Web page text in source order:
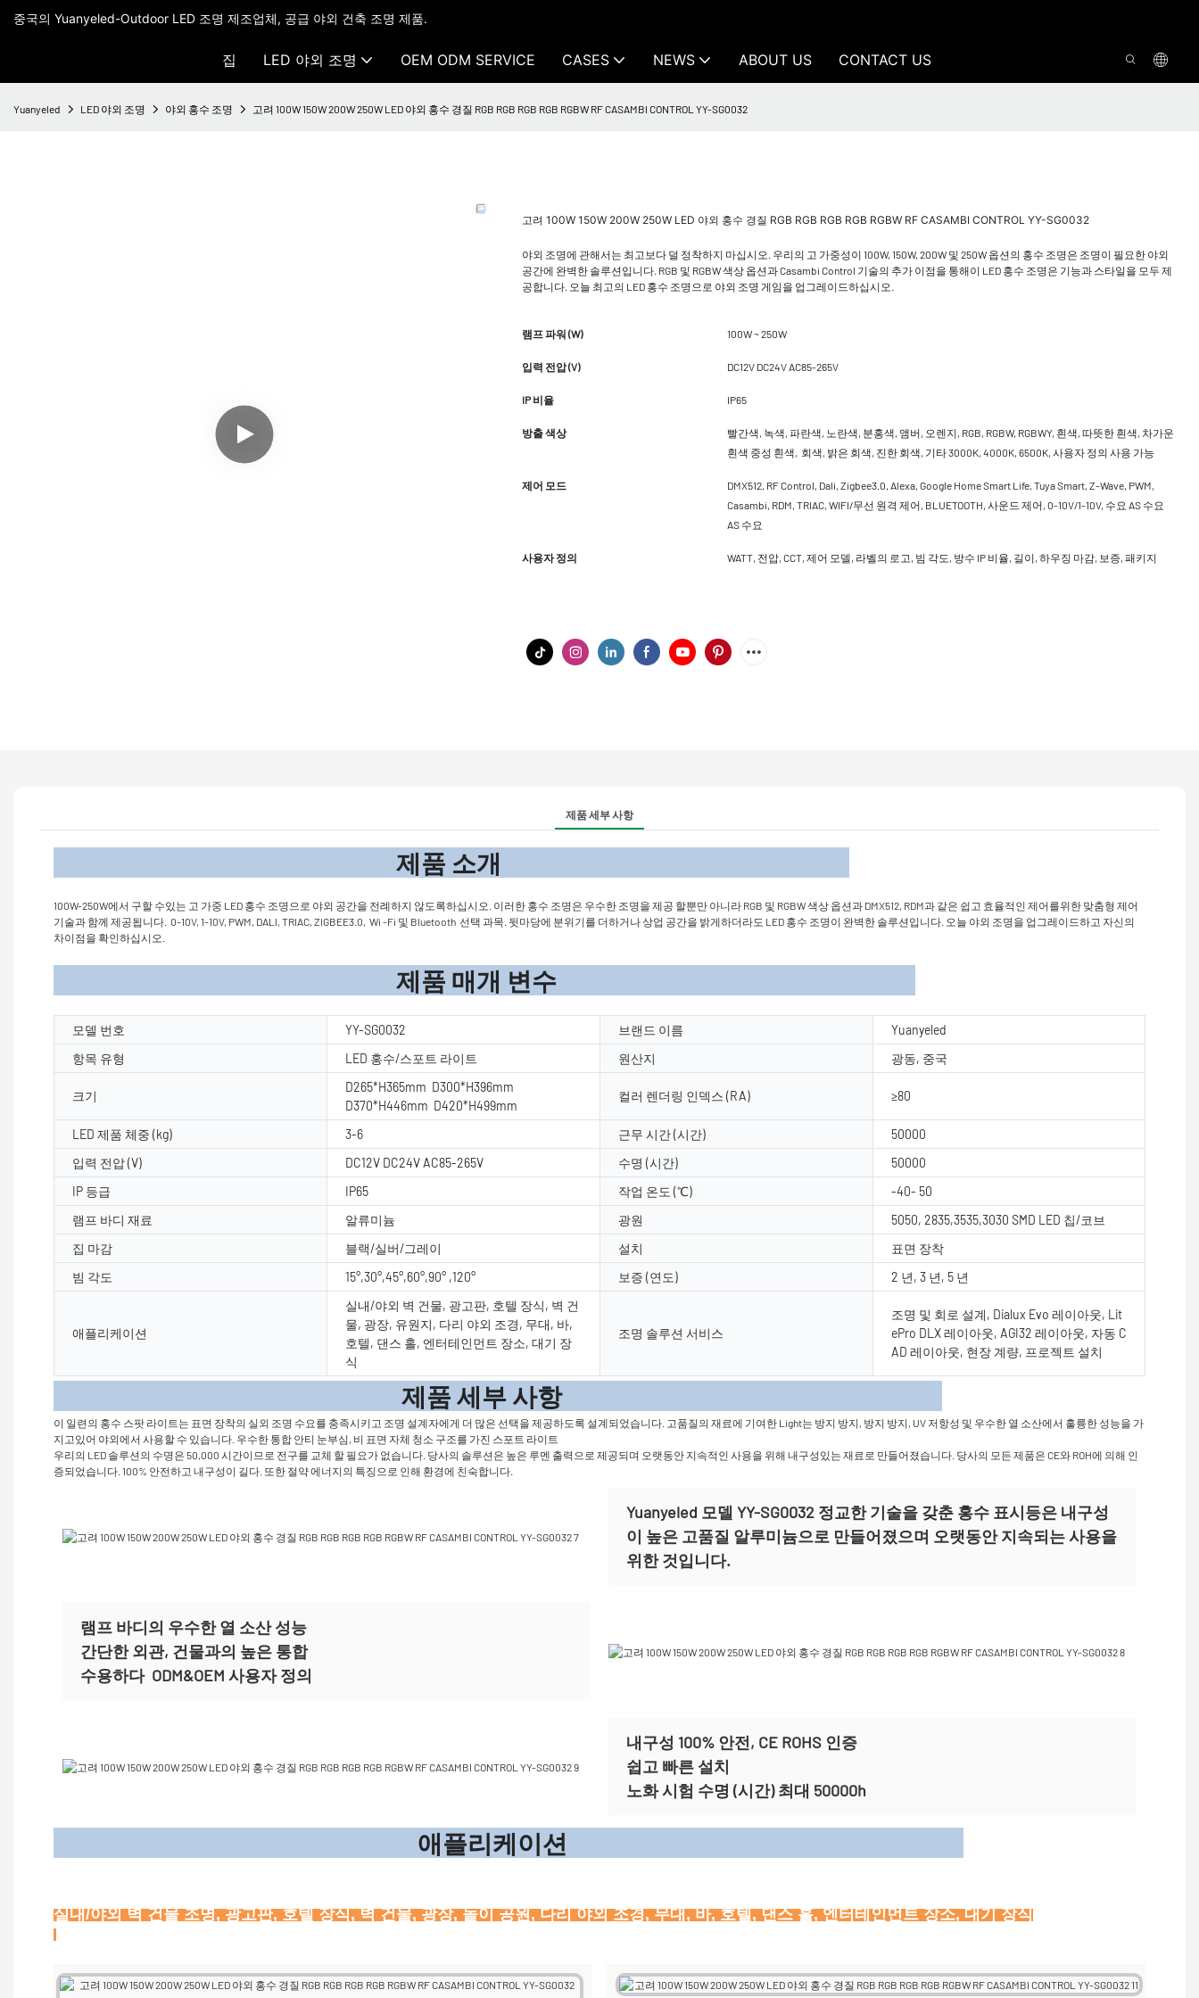
중국의 Yuanyeled-Outdoor LED 조명 제조업체, 공급 야외 건축 조명 제품.
집 LED 야외 조명 OEM ODM SERVICE CASES NEWS ABOUT US CONTACT US
Yuanyeled LED 야외 조명 야외 홍수 조명 고려 100W 150W 200W 250W LED 야외 홍수 경질 RGB RGB RGB RGB RGBW RF CASAMBI CONTROL YY-SG0032
고려 100W 150W 200W 250W LED 야외 홍수 경질 RGB RGB RGB RGB RGBW RF CASAMBI CONTROL YY-SG0032
야외 조명에 관해서는 최고보다 덜 정착하지 마십시오. 우리의 고 가중성이 100W, 150W, 200W 및 250W 옵션의 홍수 조명은 조명이 필요한 야외
공간에 완벽한 솔루션입니다. RGB 및 RGBW 색상 옵션과 Casambi Control 기술의 추가 이점을 통해이 LED 홍수 조명은 기능과 스타일을 모두 제
공합니다. 오늘 최고의 LED 홍수 조명으로 야외 조명 게임을 업그레이드하십시오.
램프 파워 (W) 100W ~ 250W
입력 전압 (V) DC12V DC24V AC85-265V
IP 비율 IP65
방출 색상
빨간색, 녹색, 파란색, 노란색, 분홍색, 앰버, 오렌지, RGB, RGBW, RGBWY, 흰색, 따뜻한 흰색, 차가운
흰색 중성 흰색, 회색, 밝은 회색, 진한 회색, 기타 3000K, 4000K, 6500K, 사용자 정의 사용 가능
제어 모드
DMX512, RF Control, Dali, Zigbee3.0, Alexa, Google Home Smart Life, Tuya Smart, Z-Wave, PWM,
Casambi, RDM, TRIAC, WIFI/무선 원격 제어, BLUETOOTH, 사운드 제어, 0-10V/1-10V, 수요 AS 수요
AS 수요
사용자 정의 WATT, 전압, CCT, 제어 모델, 라벨의 로고, 빔 각도, 방수 IP 비율, 길이, 하우징 마감, 보증, 패키지
제품 세부 사항
제품 소개
100W-250W에서 구할 수있는 고 가중 LED 홍수 조명으로 야외 공간을 전례하지 않도록하십시오. 이러한 홍수 조명은 우수한 조명을 제공 할뿐만 아니라 RGB 및 RGBW 색상 옵션과 DMX512, RDM과 같은 쉽고 효율적인 제어를위한 맞춤형 제어
기술과 함께 제공됩니다. 0-10V, 1-10V, PWM, DALI, TRIAC, ZIGBEE3.0, Wi -Fi 및 Bluetooth 선택 과목. 뒷마당에 분위기를 더하거나 상업 공간을 밝게하더라도 LED 홍수 조명이 완벽한 솔루션입니다. 오늘 야외 조명을 업그레이드하고 자신의
차이점을 확인하십시오.
제품 매개 변수
모델 번호 YY-SG0032 브랜드 이름
Yuanyeled
항목 유형
LED 홍수/스포트 라이트 원산지 광동, 중국
크기
D265*H365mm D300*H396mm
D370*H446mm D420*H499mm
컬러 렌더링 인덱스 (RA) ≥80
LED 제품 체중 (kg) 3-6 근무 시간 (시간)
50000
입력 전압 (V)
DC12V DC24V AC85-265V 수명 (시간)
50000
IP 등급
IP65 작업 온도 (℃)
-40- 50
램프 바디 재료
알류미늄 광원
5050, 2835,3535,3030 SMD LED 칩/코브
집 마감
블랙/실버/그레이 설치
표면 장착
빔 각도
15°,30°,45°,60°,90° ,120° 보증 (연도) 2 년, 3 년, 5 년
애플리케이션
실내/야외 벽 건물, 광고판, 호텔 장식, 벽 건
물, 광장, 유원지, 다리 야외 조경, 무대, 바,
호텔, 댄스 홀, 엔터테인먼트 장소, 대기 장
식
조명 솔루션 서비스
조명 및 회로 설계, Dialux Evo 레이아웃, Lit
ePro DLX 레이아웃, AGI32 레이아웃, 자동 C
AD 레이아웃, 현장 계량, 프로젝트 설치
제품 세부 사항
이 일련의 홍수 스팟 라이트는 표면 장착의 실외 조명 수요를 충족시키고 조명 설계자에게 더 많은 선택을 제공하도록 설계되었습니다. 고품질의 재료에 기여한 Light는 방지 방지, 방지 방지, UV 저항성 및 우수한 열 소산에서 훌륭한 성능을 가
지고있어 야외에서 사용할 수 있습니다. 우수한 통합 안티 눈부심, 비 표면 자체 청소 구조를 가진 스포트 라이트
우리의 LED 솔루션의 수명은 50,000 시간이므로 전구를 교체 할 필요가 없습니다. 당사의 솔루션은 높은 루멘 출력으로 제공되며 오랫동안 지속적인 사용을 위해 내구성있는 재료로 만들어졌습니다. 당사의 모든 제품은 CE와 ROH에 의해 인
증되었습니다. 100% 안전하고 내구성이 길다. 또한 절약 에너지의 특징으로 인해 환경에 친숙합니다.
Yuanyeled 모델 YY-SG0032 정교한 기술을 갖춘 홍수 표시등은 내구성
이 높은 고품질 알루미늄으로 만들어졌으며 오랫동안 지속되는 사용을
위한 것입니다.
램프 바디의 우수한 열 소산 성능
간단한 외관, 건물과의 높은 통합
수용하다 ODM&OEM 사용자 정의
내구성 100% 안전, CE ROHS 인증
쉽고 빠른 설치
노화 시험 수명 (시간) 최대 50000h
애플리케이션